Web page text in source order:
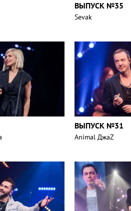
ВЫПУСК №35
Sevak
ВЫПУСК №31
Animal ДжаZ